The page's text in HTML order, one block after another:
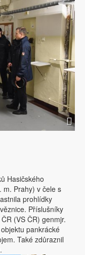
Hasičského
Prahy) v čele s
prohlídky
Příslušníky
(VS ČR) genmjr.
pankrácké
Také zdůraznil